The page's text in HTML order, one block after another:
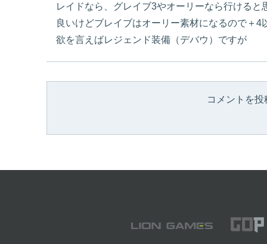
レイドなら、グレイブ3やオーリーなら行ける
良いけどブレイブはオーリー素材になるので＋4
欲を言えばレジェンド装備（デバウ）ですが
コメントを